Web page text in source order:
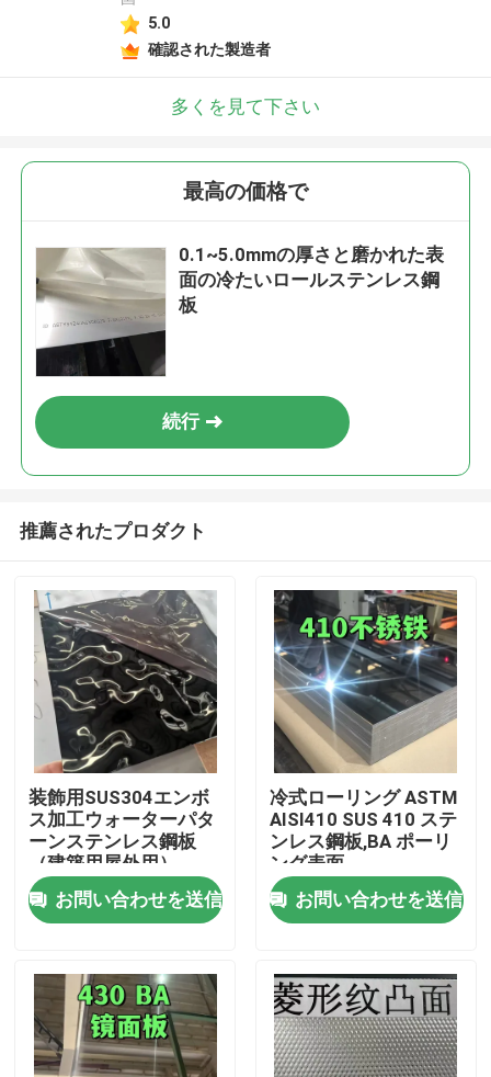
家へ
製品
5.0
確認された製造者
多くを見て下さい
最高の価格で
0.1~5.0mmの厚さと磨かれた表
面の冷たいロールステンレス鋼
板
続行
推薦されたプロダクト
装飾用SUS304エンボ
ス加工ウォーターパタ
ーンステンレス鋼板
（建築用屋外用）
お問い合わせを送信
冷式ローリング ASTM
AISI410 SUS 410 ステ
ンレス鋼板,BA ポーリ
ング表面
0.8*1220*2440
お問い合わせを送信